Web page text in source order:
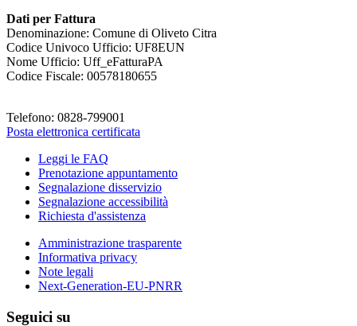
Dati per Fattura
Denominazione: Comune di Oliveto Citra
Codice Univoco Ufficio: UF8EUN
Nome Ufficio: Uff_eFatturaPA
Codice Fiscale: 00578180655
Telefono: 0828-799001
Posta elettronica certificata
Leggi le FAQ
Prenotazione appuntamento
Segnalazione disservizio
Segnalazione accessibilità
Richiesta d'assistenza
Amministrazione trasparente
Informativa privacy
Note legali
Next-Generation-EU-PNRR
Seguici su